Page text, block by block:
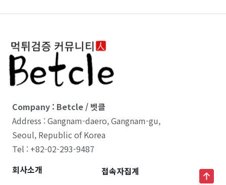
Company : Betcle / 벳클
Address : Gangnam-daero, Gangnam-gu,
Seoul, Republic of Korea
Tel : +82-02-293-9487
회사소개
접속자집계